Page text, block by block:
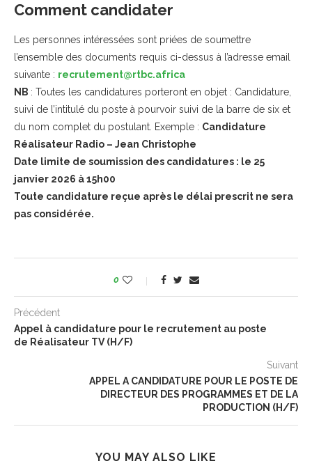
Comment candidater
Les personnes intéressées sont priées de soumettre
l’ensemble des documents requis ci-dessus à l’adresse email
suivante : recrutement@rtbc.africa
NB : Toutes les candidatures porteront en objet : Candidature,
suivi de l’intitulé du poste à pourvoir suivi de la barre de six et
du nom complet du postulant. Exemple : Candidature
Réalisateur Radio – Jean Christophe
Date limite de soumission des candidatures : le 25
janvier 2026 à 15h00
Toute candidature reçue après le délai prescrit ne sera
pas considérée.
0
Précédent
Appel à candidature pour le recrutement au poste
de Réalisateur TV (H/F)
Suivant
APPEL A CANDIDATURE POUR LE POSTE DE
DIRECTEUR DES PROGRAMMES ET DE LA
PRODUCTION (H/F)
YOU MAY ALSO LIKE